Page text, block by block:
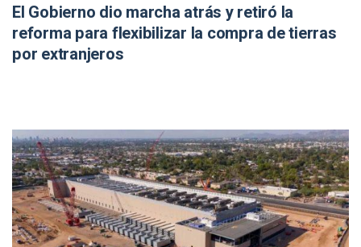
El Gobierno dio marcha atrás y retiró la
reforma para flexibilizar la compra de tierras
por extranjeros